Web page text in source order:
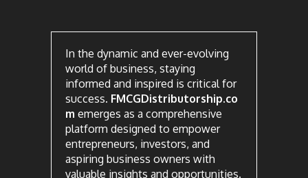
In the dynamic and ever-evolving
world of business, staying
informed and inspired is critical for
success. FMCGDistributorship.co
m emerges as a comprehensive
platform designed to empower
entrepreneurs, investors, and
aspiring business owners with
valuable insights and opportunities.